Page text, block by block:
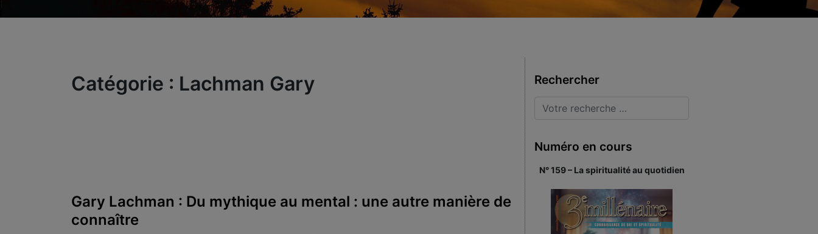
Catégorie : Lachman Gary
Gary Lachman : Du mythique au mental : une autre manière de
connaître
Rechercher
Numéro en cours
N° 159 – La spiritualité au quotidien